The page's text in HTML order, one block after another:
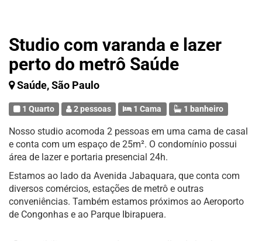
Studio com varanda e lazer
perto do metrô Saúde
Saúde, São Paulo
1 Quarto 2 pessoas 1 Cama 1 banheiro
Nosso studio acomoda 2 pessoas em uma cama de casal
e conta com um espaço de 25m². O condomínio possui
área de lazer e portaria presencial 24h.
Estamos ao lado da Avenida Jabaquara, que conta com
diversos comércios, estações de metrô e outras
conveniências. Também estamos próximos ao Aeroporto
de Congonhas e ao Parque Ibirapuera.